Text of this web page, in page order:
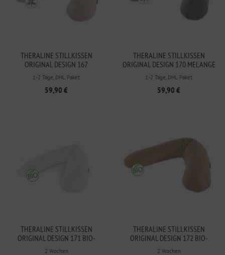
THERALINE STILLKISSEN
ORIGINAL DESIGN 167
KIESELGRAU, BAMBUS-
KOLLEKTION
1-2 Tage, DHL Paket
59,90 €
THERALINE STILLKISSEN
ORIGINAL DESIGN 170 MELANGE
MITTELGRAU, BAMBUS-
KOLLEKTION
1-2 Tage, DHL Paket
59,90 €
THERALINE STILLKISSEN
ORIGINAL DESIGN 171 BIO-
JERSEY WEISS
2 Wochen
THERALINE STILLKISSEN
ORIGINAL DESIGN 172 BIO-
JERSEY CAPPUCCINO
2 Wochen